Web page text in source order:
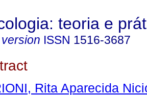
teoria e
ISSN 1516-3687
Rita Aparecida